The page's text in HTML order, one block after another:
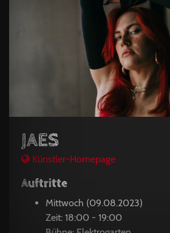
JAES
Künstler-Homepage
Auftritte
Mittwoch (09.08.2023)
Zeit: 18:00 - 19:00